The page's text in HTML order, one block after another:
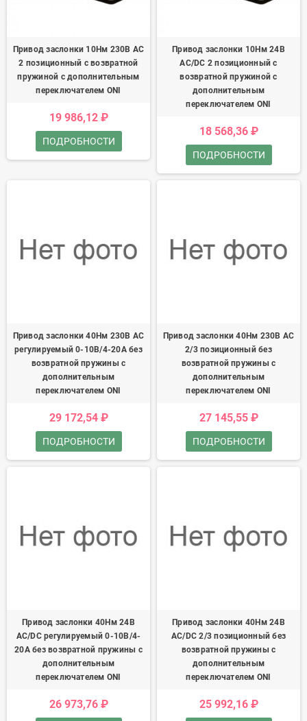
Привод заслонки 10Нм 230В AC
2 позиционный с возвратной
пружиной с дополнительным
переключателем ONI
19 986,12 ₽
ПОДРОБНОСТИ
Привод заслонки 10Нм 24В
AC/DC 2 позиционный с
возвратной пружиной с
дополнительным
переключателем ONI
18 568,36 ₽
ПОДРОБНОСТИ
Привод заслонки 40Нм 230В AC
регулируемый 0-10В/4-20А без
возвратной пружины с
дополнительным
переключателем ONI
29 172,54 ₽
ПОДРОБНОСТИ
Привод заслонки 40Нм 230В AC
2/3 позиционный без
возвратной пружины с
дополнительным
переключателем ONI
27 145,55 ₽
ПОДРОБНОСТИ
Привод заслонки 40Нм 24В
AC/DC регулируемый 0-10В/4-
20А без возвратной пружины с
дополнительным
переключателем ONI
26 973,76 ₽
Привод заслонки 40Нм 24В
AC/DC 2/3 позиционный без
возвратной пружины с
дополнительным
переключателем ONI
25 992,16 ₽